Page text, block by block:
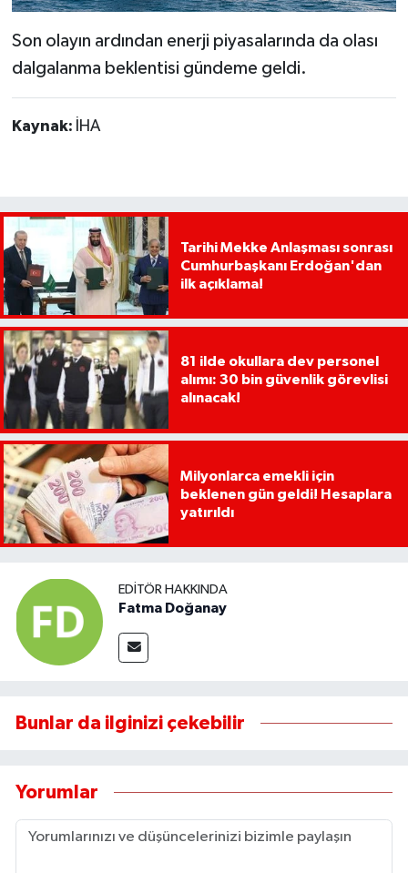
Son olayın ardından enerji piyasalarında da olası
dalgalanma beklentisi gündeme geldi.
Kaynak: İHA
Tarihi Mekke Anlaşması sonrası
Cumhurbaşkanı Erdoğan'dan
ilk açıklama!
81 ilde okullara dev personel
alımı: 30 bin güvenlik görevlisi
alınacak!
Milyonlarca emekli için
beklenen gün geldi! Hesaplara
yatırıldı
EDITÖR HAKKINDA
Fatma Doğanay
Bunlar da ilginizi çekebilir
Yorumlar